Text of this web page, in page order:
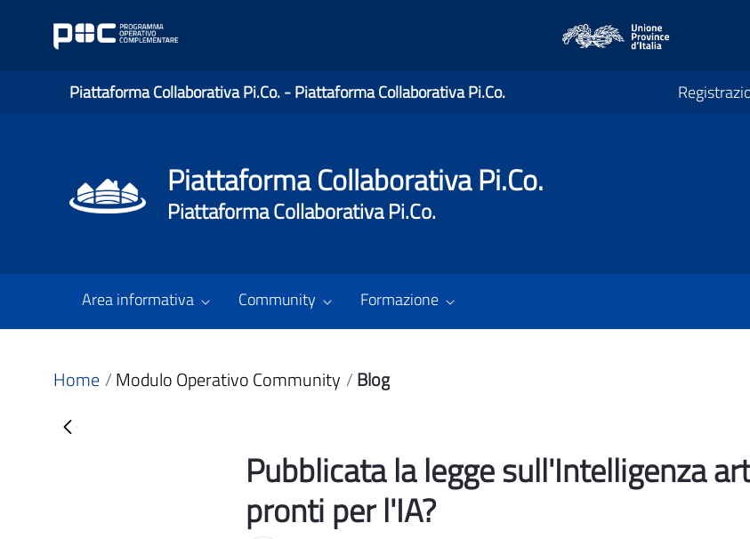
Piattaforma Collaborativa Pi.Co. - Piattaforma Collaborativa Pi.Co.
Piattaforma Collaborativa Pi.Co.
Piattaforma Collaborativa Pi.Co.
Area informativa Community Formazione
Home Modulo Operativo Community Blog
Pubblicata la legge sull'Intelligenza
pronti per l'IA?